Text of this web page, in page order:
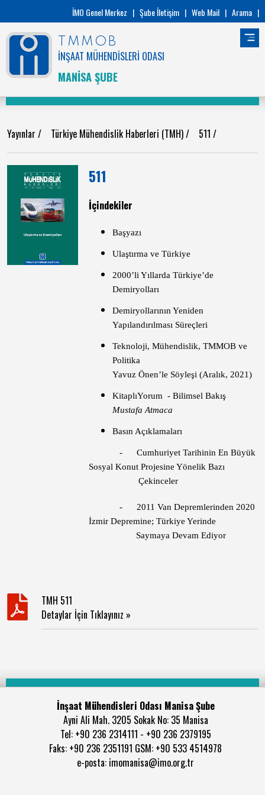
İMO Genel Merkez | Şube İletişim | Web Mail | Arama |
TMMOB
İNŞAAT MÜHENDİSLERİ ODASI
MANİSA ŞUBE
Yayınlar / Türkiye Mühendislik Haberleri (TMH)/ 511 /
511
İçindekiler
Başyazı
Ulaştırma ve Türkiye
2000’li Yıllarda Türkiye’de
Demiryolları
Demiryollarının Yeniden
Yapılandırılması Süreçleri
Teknoloji, Mühendislik, TMMOB ve
Politika
Yavuz Önen’le Söyleşi (Aralık, 2021)
KitaplıYorum - Bilimsel Bakış
Mustafa Atmaca
Basın Açıklamaları
- Cumhuriyet Tarihinin En Büyük
Sosyal Konut Projesine Yönelik Bazı
Çekinceler
- 2011 Van Depremlerinden 2020
İzmir Depremine; Türkiye Yerinde
Saymaya Devam Ediyor
TMH 511
Detaylar İçin Tıklayınız »
İnşaat Mühendisleri Odası Manisa Şube
Ayni Ali Mah. 3205 Sokak No: 35 Manisa
Tel: +90 236 2314111 - +90 236 2379195
Faks: +90 236 2351191 GSM: +90 533 4514978
e-posta: imomanisa@imo.org.tr